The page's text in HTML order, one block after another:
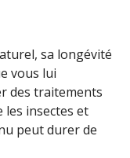
sa longévité
vous lui
des traitements
insectes et
peut durer de